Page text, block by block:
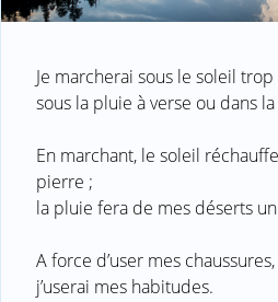
Je marcherai sous le soleil
sous la pluie à verse ou dans
En marchant, le soleil
pierre ;
la pluie fera de mes déserts
A force d’user mes chaussures,
j’userai mes habitudes.